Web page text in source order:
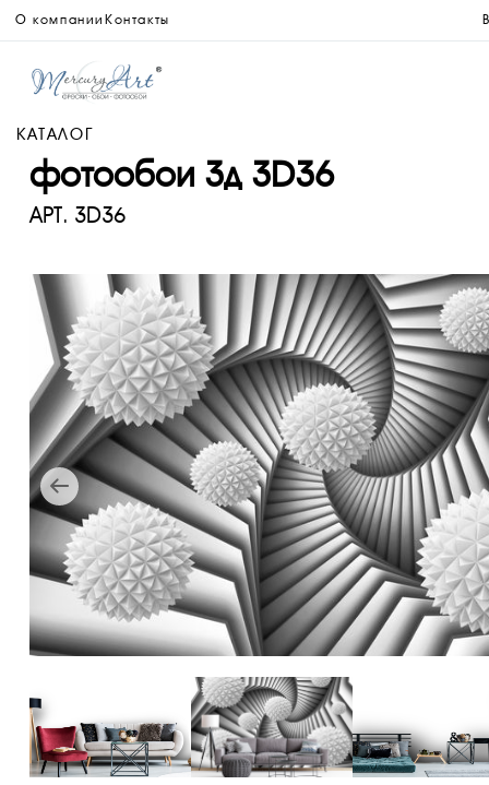
О компании Контакты
КАТАЛОГ
фотообои 3д 3D36
АРТ. 3D36